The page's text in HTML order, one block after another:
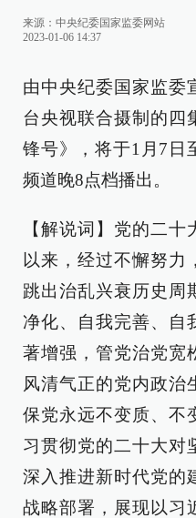
来源： 中央纪委国家监委网站
2023-01-06 14:37
由中央纪委国家监委
台央视联合摄制的四
锋号》，将于1月7日
频道晚8点档播出。
【解说词】党的二
以来，经过不懈努力
跳出治乱兴衰历史周
净化、自我完善、自
著增强，管党治党宽
风清气正的党内政治
保党永远不变质、不
习贯彻党的二十大对
深入推进新时代党的
战略部署，展现以习